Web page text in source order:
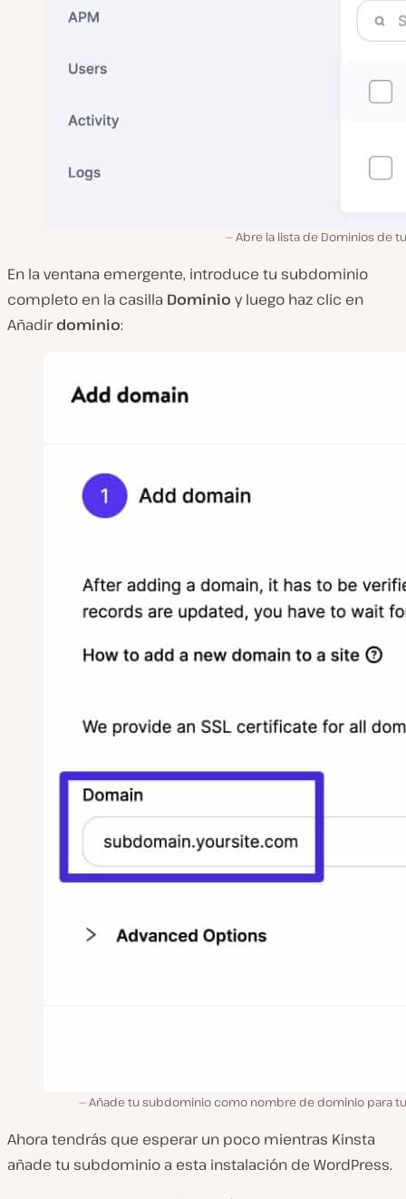
Abre la lista de Dominios de
En la ventana emergente, introduce tu subdominio
completo en la casilla Dominio y luego haz clic en
Añadirdominio:
Añade tu subdominio como nombre de dominio para
Ahora tendrás que esperar un poco mientras Kinsta
añade tu subdominio a esta instalación de WordPress.